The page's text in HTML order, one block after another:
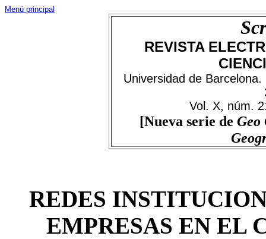
Menú principal
REVISTA
Universidad de
Vol. X, núm.
[Nueva serie de Geo
REDES
EMPRESAS EN EL